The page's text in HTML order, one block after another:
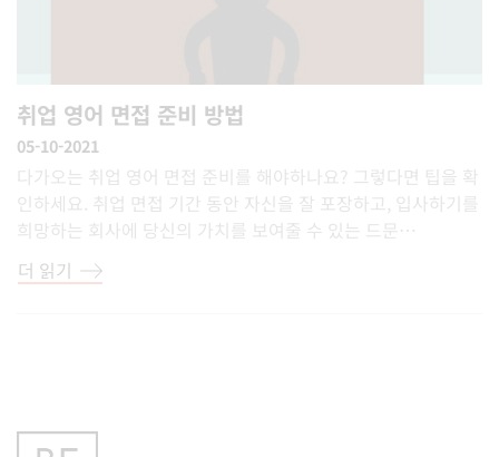
취업 영어 면접 준비 방법
05-10-2021
다가오는 취업 영어 면접 준비를 해야하나요? 그렇다면 팁을 확
인하세요. 취업 면접 기간 동안 자신을 잘 포장하고, 입사하기를
희망하는 회사에 당신의 가치를 보여줄 수 있는 드문…
더 읽기